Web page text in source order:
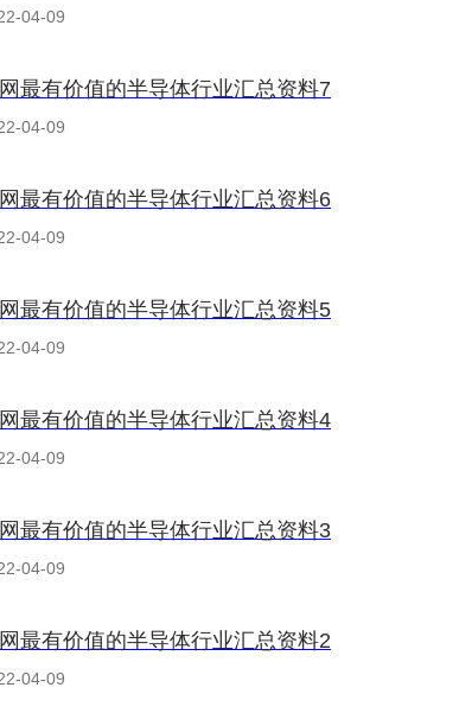
04-09
最有价值的半导体行业汇总资料7
04-09
最有价值的半导体行业汇总资料6
04-09
最有价值的半导体行业汇总资料5
04-09
最有价值的半导体行业汇总资料4
04-09
最有价值的半导体行业汇总资料3
04-09
最有价值的半导体行业汇总资料2
04-09